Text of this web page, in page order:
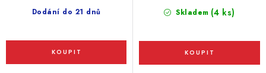
Dodání do 21 dnů Skladem (4 ks)